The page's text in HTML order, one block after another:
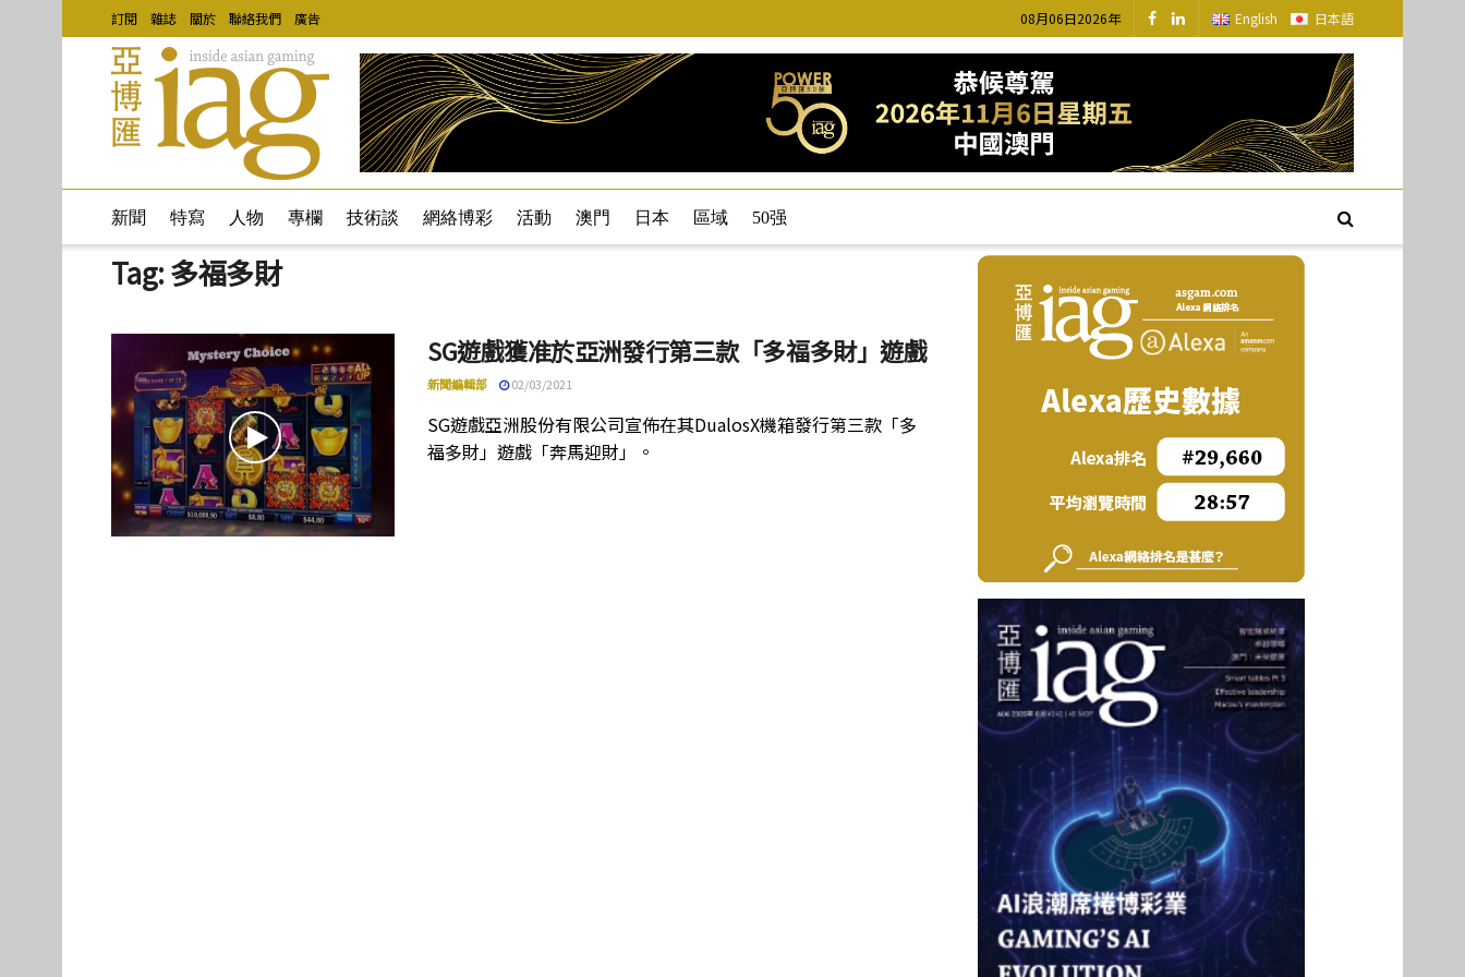
訂閱 雜誌 關於 聯絡我們 廣告 08月06日2026年 English 日本語
新聞 特寫 人物 專欄 技術談 網絡博彩 活動 澳門 日本 區域 50强
Tag:多福多財
SG遊戲獲准於亞洲發行第三款「多福多財」遊戲
新聞編輯部 02/03/2021
SG遊戲亞洲股份有限公司宣佈在其DualosX機箱發行第三款「多
福多財」遊戲「奔馬迎財」。